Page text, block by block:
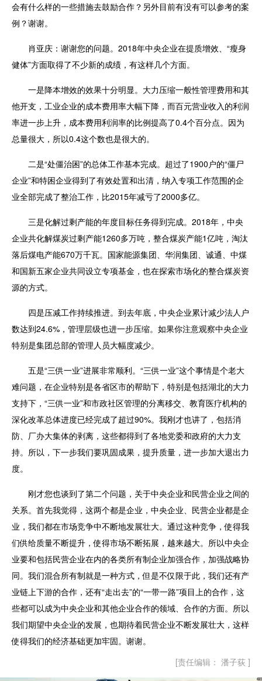
会有什么样的一些措施去鼓励合作？另外目前有没有可以参考的案
例？谢谢。
肖亚庆： 谢谢您的问题。2018年中央企业在提质增效、“瘦身
健体”方面取得了不少新的成绩，有这样几个方面。
一是降本增效的效果十分明显。大力压缩一般性管理费用和其
他开支，工业企业的成本费用率大幅下降，而百元营业收入的利润
率进一步上升，成本费用利润率的比例提高了0.4个百分点。因为
总量很大，所以0.4这个数也是很大的。
二是“处僵治困”的总体工作基本完成。超过了1900户的“僵尸
企业”和特困企业得到了有效处置和出清，纳入专项工作范围的企
业全部完成了整治工作，比2015年减亏了2000多亿。
三是化解过剩产能的年度目标任务得到完成。2018年，中央
企业共化解煤炭过剩产能1260多万吨，整合煤炭产能1亿吨，淘汰
落后煤电产能670万千瓦。国家能源集团、华润集团、诚通、中煤
和国新五家企业共同设立专项基金，也在探索市场化的整合煤炭资
源的方式。
四是压减工作持续推进。到去年底，中央企业累计减少法人户
数达到24.6%，管理层级也进一步压缩。如果你注意观察中央企业
特别是集团总部的管理人员大幅度减少。
五是“三供一业”进展非常顺利。“三供一业”这个事情是个老大
难问题，在企业特别是各省区市的帮助下，特别是包括湖北的大力
支持下，“三供一业”和市政社区管理的分离移交、教育医疗机构的
深化改革总体进度已经完成了超过90%。我刚才也讲了，包括消
防、厂办大集体的剥离，这些都得到了各地党委和政府的大力支
持。所以，下一步我们要巩固成果，提升质量，进一步加大退出力
度。
刚才您也谈到了第二个问题，关于中央企业和民营企业之间的
关系。首先我觉得，这两个都是企业，中央企业、民营企业都是企
业，我们都在市场竞争中不断地发展壮大。通过这种竞争，使得我
们供给质量不断提升，使得市场不断拓展，越来越大。所以中央企
业要和包括民营企业在内的各类所有制企业加强合作，加强战略协
同。我们混合所有制就是一种方式，但是不仅限于此，我们还有产
业链上下游的合作，还有“走出去”的“一带一路”项目上的合作，这
些都可以成为中央企业和其他企业合作的领域、合作的方面。所以
我们期望中央企业的发展，也期待着民营企业不断发展壮大，这样
使得我们的经济基础更加牢固。谢谢。
[责任编辑： 潘子荻 ]